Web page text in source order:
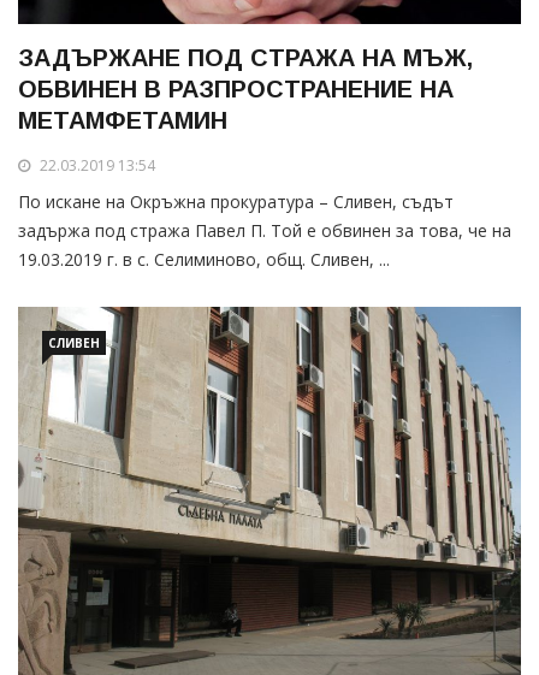
ЗАДЪРЖАНЕ ПОД СТРАЖА НА МЪЖ,
ОБВИНЕН В РАЗПРОСТРАНЕНИЕ НА
МЕТАМФЕТАМИН
22.03.2019 13:54
По искане на Окръжна прокуратура – Сливен, съдът
задържа под стража Павел П. Той е обвинен за това, че на
19.03.2019 г. в с. Селиминово, общ. Сливен, ...
СЛИВЕН